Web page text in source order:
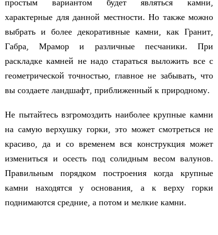
характерные для данной местности. Но также можно
выбрать и более декоративные камни, как Гранит,
Габра, Мрамор и различные песчаники. При
раскладке камней не надо стараться выложить все с
геометрической точностью, главное не забывать, что
вы создаете ландшафт, приближенный к природному.
Не пытайтесь взгромоздить наиболее крупные камни
на самую верхушку горки, это может смотреться не
красиво, да и со временем вся конструкция может
измениться и осесть под солидным весом валунов.
Правильным порядком построения когда крупные
камни находятся у основания, а к верху горки
поднимаются средние, а потом и мелкие камни.